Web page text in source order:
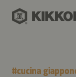
#cucina